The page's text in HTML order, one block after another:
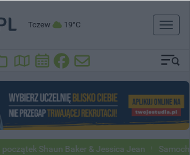
Tczew 19°C
Toggle
Shaun Baker & Jessica Jean Samochody